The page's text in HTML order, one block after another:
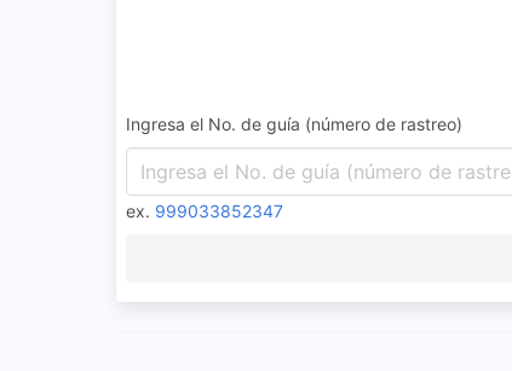
Ingresa el No. de guía (número de rastreo)
ex. 999033852347